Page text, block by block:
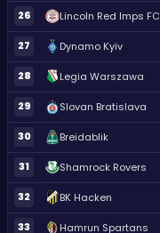
26 Lincoln Red Imps FC
27 Dynamo Kyiv
28 Legia Warszawa
29 Slovan Bratislava
30 Breidablik
31 Shamrock Rovers
32 BK Hacken
33 Hamrun Spartans